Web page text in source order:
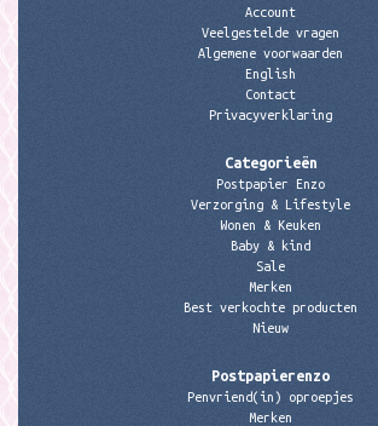
Account
Veelgestelde vragen
Algemene voorwaarden
English
Contact
Privacyverklaring
Categorieën
Postpapier Enzo
Verzorging & Lifestyle
Wonen & Keuken
Baby & kind
Sale
Merken
Best verkochte producten
Nieuw
Postpapierenzo
Penvriend(in) oproepjes
Merken